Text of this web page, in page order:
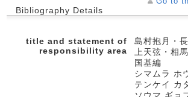
Bibliography Details
title and statement of
responsibility area
島村抱月・
上天弦・相
国基編
シマムラ ホ
テンケイ カ